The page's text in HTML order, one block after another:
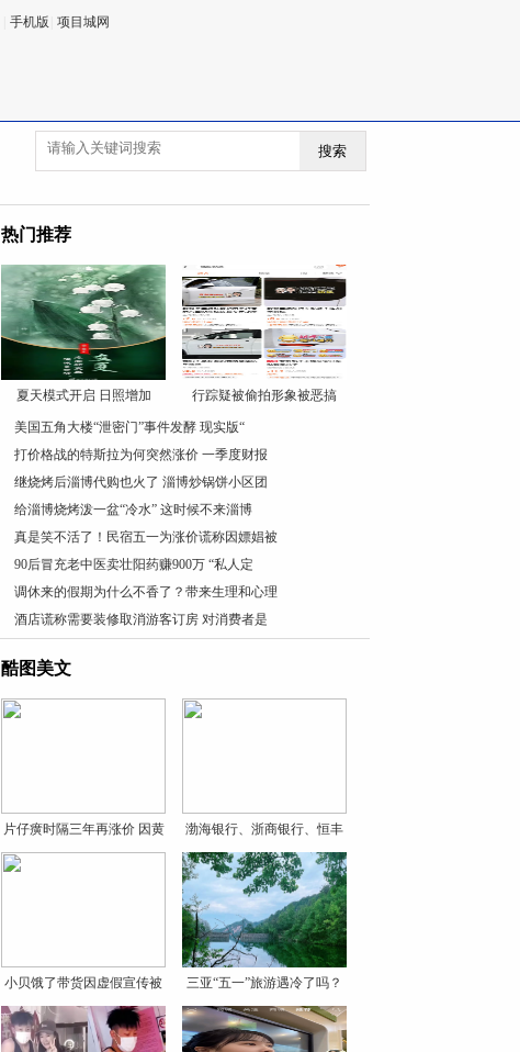
手机版 项目城网
搜索
热门推荐
夏天模式开启 日照增加 行踪疑被偷拍形象被恶搞
美国五角大楼“泄密门”事件发酵 现实版“
打价格战的特斯拉为何突然涨价 一季度财报
继烧烤后淄博代购也火了 淄博炒锅饼小区团
给淄博烧烤泼一盆“冷水” 这时候不来淄博
真是笑不活了！民宿五一为涨价谎称因嫖娼被
90后冒充老中医卖壮阳药赚900万 “私人定
调休来的假期为什么不香了？带来生理和心理
酒店谎称需要装修取消游客订房 对消费者是
酷图美文
片仔癀时隔三年再涨价 因黄
渤海银行、浙商银行、恒丰
银
小贝饿了带货因虚假宣传被
罚
三亚“五一”旅游遇冷了吗？